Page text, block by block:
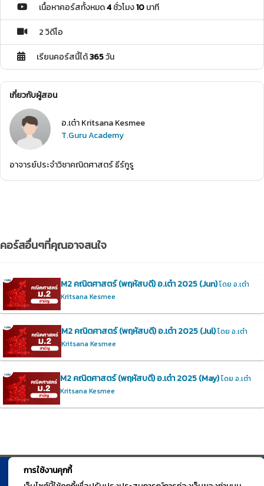
เนื้อหาคอร์สทั้งหมด4ชั่วโมง10นาที
2 วิดีโอ
เรียนคอร์สนี้ได้365วัน
เกี่ยวกับผู้สอน
อ.เต๋า Kritsana Kesmee
T.Guru Academy
อาจารย์ประจำวิชาคณิตศาสตร์ ธีร์กูรู
คอร์สอื่นๆที่คุณอาจสนใจ
M2 คณิตศาสตร์ (พฤหัสบดี) อ.เต๋า 2025 (Jun)โดย อ.เต๋า
Kritsana Kesmee
M2 คณิตศาสตร์ (พฤหัสบดี) อ.เต๋า 2025 (Jul)โดย อ.เต๋า
Kritsana Kesmee
M2 คณิตศาสตร์ (พฤหัสบดี) อ.เต๋า 2025 (May)โดย อ.เต๋า
Kritsana Kesmee
การใช้งานคุกกี้
© TGURU.online 2026 All right reserved. v1.0 Powered by Course